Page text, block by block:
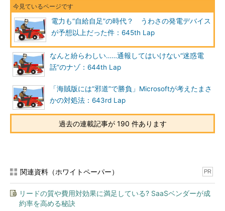
電力も“自給自足”の時代？ うわさの発電デバイス
が予想以上だった件：645th Lap
なんと紛らわしい……通報してはいけない“迷惑電
話”のナゾ：644th Lap
「海賊版には“邪道”で勝負」Microsoftが考えたまさ
かの対処法：643rd Lap
過去の連載記事が 190 件あります
関連資料（ホワイトペーパー） PR
リードの質や費用対効果に満足している? SaaSベンダーが成
約率を高める秘訣